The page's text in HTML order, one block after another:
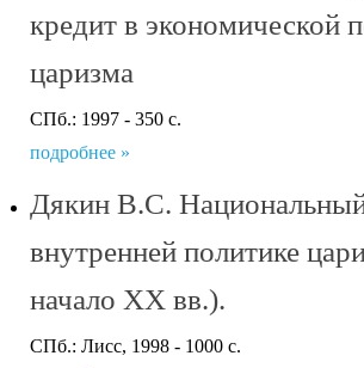
кредит в экономической
царизма
СПб.: 1997 - 350 с.
подробнее »
Дякин В.С.
внутренней политике
начало XX вв.).
СПб.: Лисс, 1998 - 1000 с.